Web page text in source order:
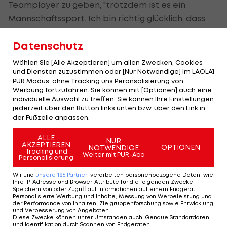
Teamplayer zu geben, "trotzdem ist es ein
Mannschaftssport. Ich bin richtig glücklich, dass
Schmid fällt während des Torjubels ein, wohin er
eigentlich wollte
Foto: ©IMAGO / ZUMA Press
Beim Torjubel stürmte Schmid zunächst in
Richtung Cornerfahne, um kurz darauf Richtung
Ersatzbank abzudrehen. Dort herzte er den
Christoph Baumgartner
Fast auf Baumgartner "vergessen"
Schmid lacht: "Ich habe mir das vorgenommen,
Datenschutz
Wählen Sie [Alle Akzeptieren] um allen Zwecken, Cookies
und Diensten zuzustimmen oder [Nur Notwendige] im LAOLA1
PUR Modus, ohne Tracking uns Peronsalisierung von
Werbung fortzufahren. Sie können mit [Optionen] auch eine
individuelle Auswahl zu treffen. Sie können Ihre Einstellungen
jederzeit über den Button links unten bzw. über den Link in
der Fußzeile anpassen.
ALLE
AKZEPTIEREN
Tracking und
Personalisierung
NUR
NOTWENDIGE
Weiter mit PUR-Abo
OPTIONEN
Wir und unsere 186 Partner verarbeiten personenbezogene Daten, wie
Ihre IP-Adresse und Browser-Attribute für die folgenden Zwecke:
Speichern von oder Zugriff auf Informationen auf einem Endgerät;
Personalisierte Werbung und Inhalte, Messung von Werbeleistung und
der Performance von Inhalten, Zielgruppenforschung sowie Entwicklung
und Verbesserung von Angeboten.
Diese Zwecke können unter Umständen auch: Genaue Standortdaten
und Identifikation durch Scannen von Endgeräten.